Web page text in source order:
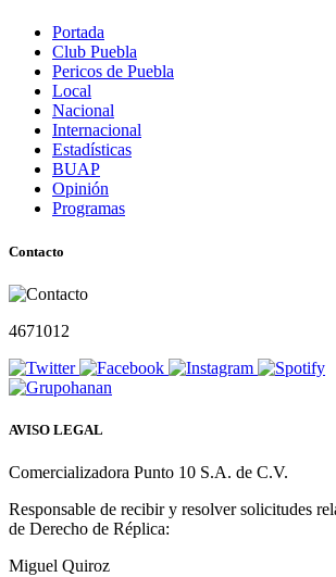
Portada
Club Puebla
Pericos de Puebla
Local
Nacional
Internacional
Estadísticas
BUAP
Opinión
Programas
Contacto
4671012
AVISO LEGAL
Comercializadora Punto 10 S.A. de C.V.
Responsable de recibir y resolver solicitudes
de Derecho de Réplica:
Miguel Quiroz